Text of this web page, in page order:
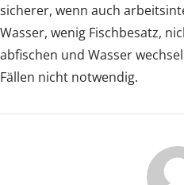
sicherer, wenn auch
Wasser, wenig Fischbesatz,
abfischen und Wasser
Fällen nicht notwendig.